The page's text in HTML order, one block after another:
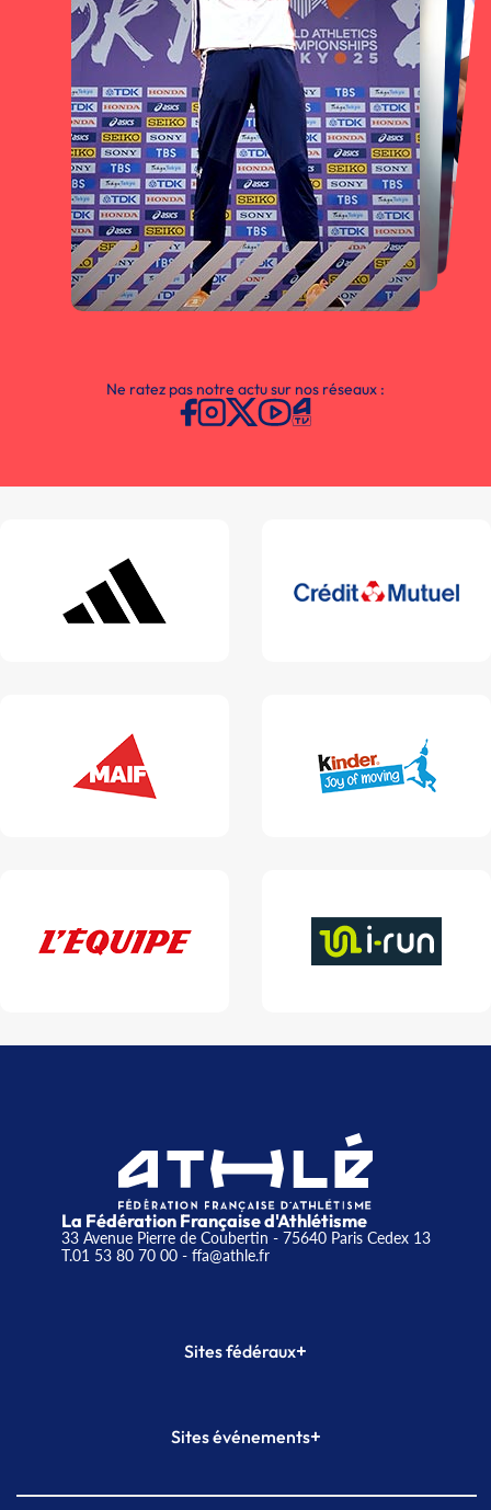
Ne ratez pas notre actu sur nos réseaux :
La Fédération Française d'Athlétisme
33 Avenue Pierre de Coubertin - 75640 Paris Cedex 13
T.01 53 80 70 00- ffa@athle.fr
Sites fédéraux+
Plateforme Formation
Sites événements+
Meeting de Paris indoor